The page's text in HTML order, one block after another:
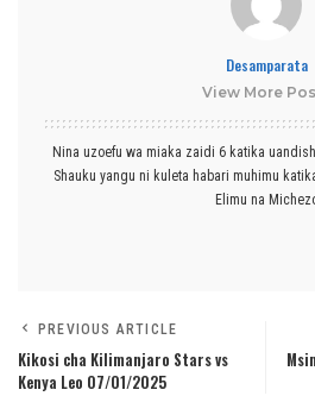
Desamparata
View More
Nina uzoefu wa miaka zaidi 6 katika
Shauku yangu ni kuleta habari muhimu
Elimu na
PREVIOUS ARTICLE
Kikosi cha Kilimanjaro Stars vs
Kenya Leo 07/01/2025